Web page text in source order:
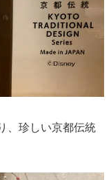
、珍しい京都伝統